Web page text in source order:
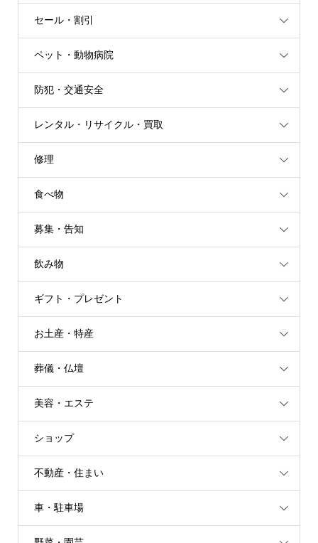
セール・割引
ペット・動物病院
防犯・交通安全
レンタル・リサイクル・買取
修理
食べ物
募集・告知
飲み物
ギフト・プレゼント
お土産・特産
葬儀・仏壇
美容・エステ
ショップ
不動産・住まい
車・駐車場